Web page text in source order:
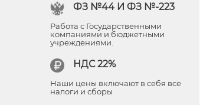
ФЗ №44 И ФЗ №-223
Работа с Государственными
компаниями и бюджетными
учреждениями.
НДС 22%
Наши цены включают в себя все
налоги и сборы